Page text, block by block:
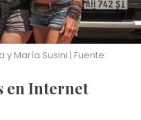
María Susini | Fuente:
en Internet